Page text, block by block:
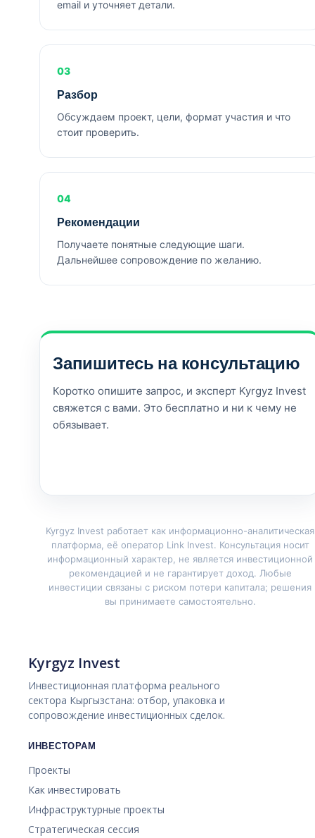
email и уточняет детали.
03
Разбор
Обсуждаем проект, цели, формат участия и что
стоит проверить.
04
Рекомендации
Получаете понятные следующие шаги.
Дальнейшее сопровождение по желанию.
Запишитесь на консультацию
Коротко опишите запрос, и эксперт Kyrgyz Invest
свяжется с вами. Это бесплатно и ни к чему не
обязывает.
Kyrgyz Invest работает как информационно-аналитическая
платформа, её оператор Link Invest. Консультация носит
информационный характер, не является инвестиционной
рекомендацией и не гарантирует доход. Любые
инвестиции связаны с риском потери капитала; решения
вы принимаете самостоятельно.
Kyrgyz Invest
Инвестиционная платформа реального
сектора Кыргызстана: отбор, упаковка и
сопровождение инвестиционных сделок.
ИНВЕСТОРАМ
Проекты
Как инвестировать
Инфраструктурные проекты
Стратегическая сессия